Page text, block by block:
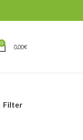
0 0,00€
Filter